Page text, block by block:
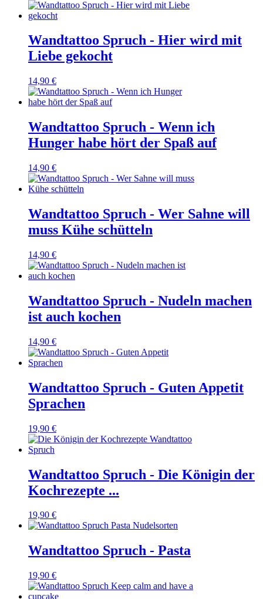
Wandtattoo Spruch - Hier wird mit
Liebe gekocht
14,90 €
Wandtattoo Spruch - Wenn ich
Hunger habe hört der Spaß auf
14,90 €
Wandtattoo Spruch - Wer Sahne will
muss Kühe schütteln
14,90 €
Wandtattoo Spruch - Nudeln machen
ist auch kochen
14,90 €
Wandtattoo Spruch - Guten Appetit
Sprachen
19,90 €
Wandtattoo Spruch - Die Königin der
Kochrezepte ...
19,90 €
Wandtattoo Spruch - Pasta
19,90 €